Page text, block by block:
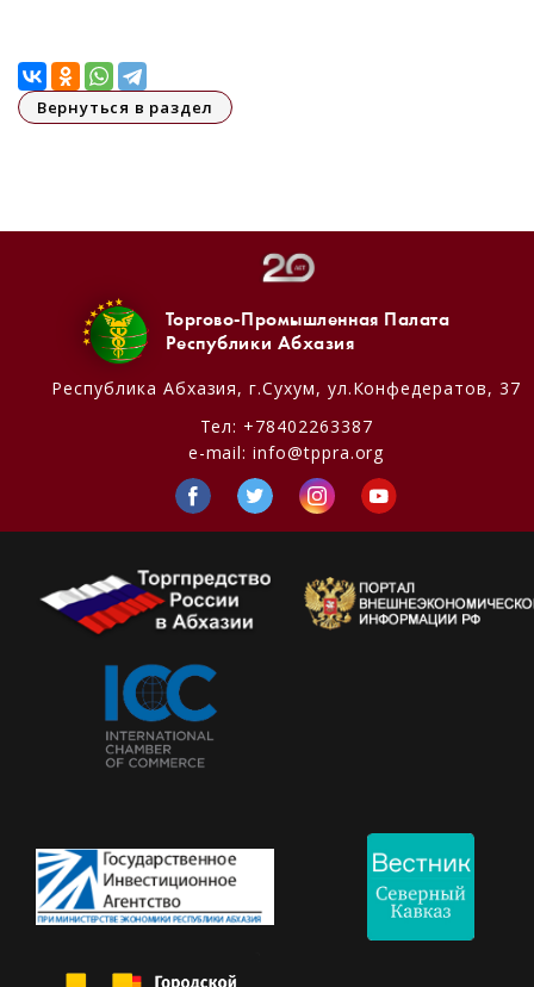
Вернуться в раздел
Торгово-Промышленная Палата
Республики Абхазия
Республика Абхазия, г.Сухум, ул.Конфедератов, 37
Тел: +78402263387
e-mail:info@tppra.org